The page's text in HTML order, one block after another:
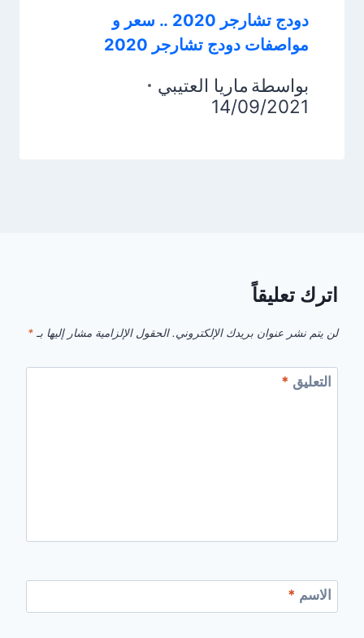
دودج تشارجر 2020 .. سعر و
مواصفات دودج تشارجر 2020
بواسطة ماريا العتيبي
14/09/2021
اترك تعليقاً
لن يتم نشر عنوان بريدك الإلكتروني. الحقول الإلزامية مشار إليها بـ *
التعليق *
الاسم *